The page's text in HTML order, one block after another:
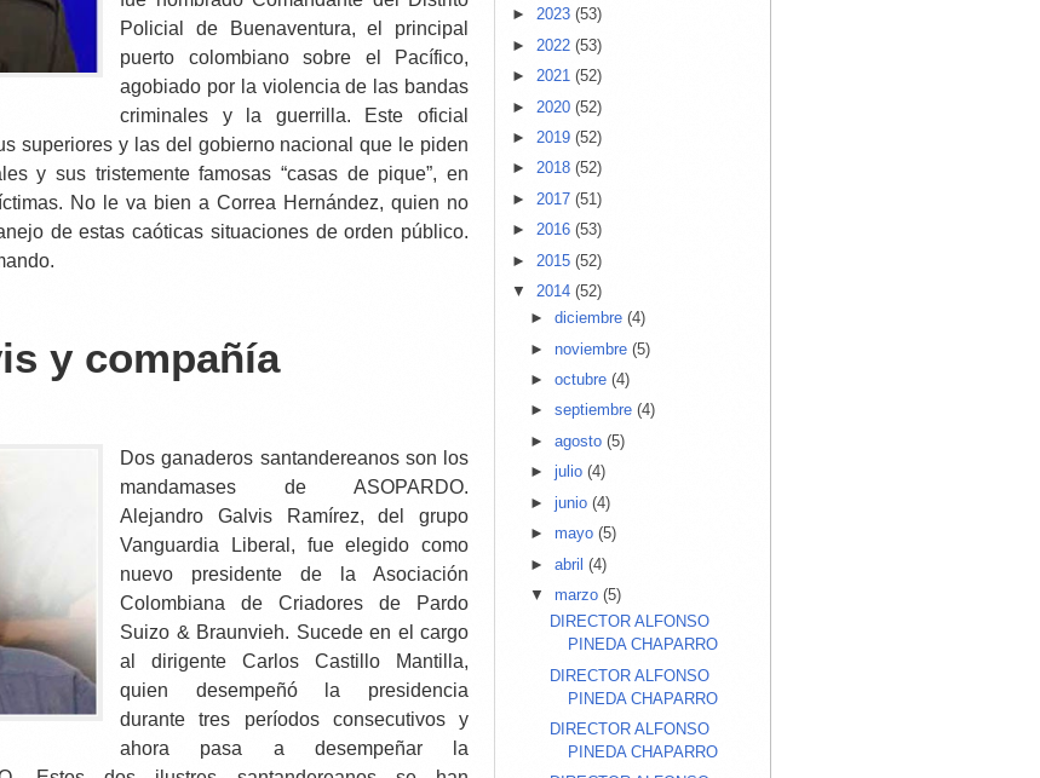
Policial de Buenaventura, el principal
puerto colombiano sobre el Pacífico,
agobiado por la violencia de las bandas
criminales y la guerrilla. Este oficial
superiores y las del gobierno nacional que le piden
y sus tristemente famosas “casas de pique”, en
No le va bien a Correa Hernández, quien no
de estas caóticas situaciones de orden público.
y compañía
Dos ganaderos santandereanos son los
mandamases de ASOPARDO.
Alejandro Galvis Ramírez, del grupo
Vanguardia Liberal, fue elegido como
nuevo presidente de la Asociación
Colombiana de Criadores de Pardo
Suizo & Braunvieh. Sucede en el cargo
al dirigente Carlos Castillo Mantilla,
quien desempeñó la presidencia
durante tres períodos consecutivos y
ahora pasa a desempeñar la
► 2023 (53)
► 2022 (53)
► 2021 (52)
► 2020 (52)
► 2019 (52)
► 2018 (52)
► 2017 (51)
► 2016 (53)
► 2015 (52)
▼ 2014 (52)
►diciembre (4)
►noviembre (5)
►octubre (4)
►septiembre (4)
►agosto (5)
►julio (4)
►junio (4)
►mayo (5)
►abril (4)
▼marzo (5)
DIRECTOR ALFONSO
PINEDA CHAPARRO
DIRECTOR ALFONSO
PINEDA CHAPARRO
DIRECTOR ALFONSO
PINEDA CHAPARRO